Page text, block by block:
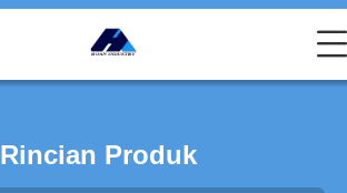
Rincian Produk